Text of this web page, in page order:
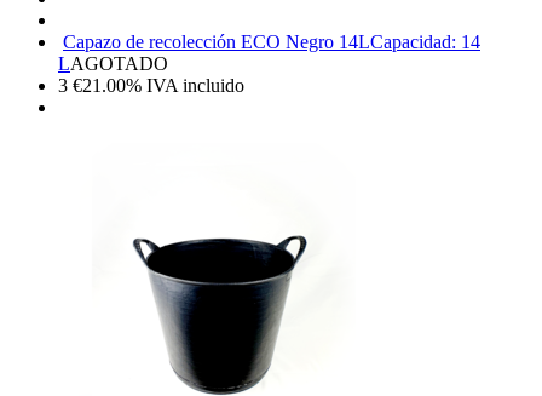
Capazo de recolección ECO Negro 14LCapacidad: 14
LAGOTADO
3 €21.00% IVA incluido